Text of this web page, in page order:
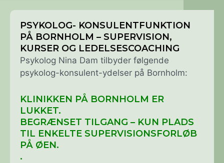
PSYKOLOG- KONSULENTFUNKTION
PÅ BORNHOLM – SUPERVISION,
KURSER OG LEDELSESCOACHING
Psykolog Nina Dam tilbyder følgende
psykolog-konsulent-ydelser på Bornholm:
KLINIKKEN PÅ BORNHOLM ER
LUKKET.
BEGRÆNSET TILGANG – KUN PLADS
TIL ENKELTE SUPERVISIONSFORLØB
PÅ ØEN.
.